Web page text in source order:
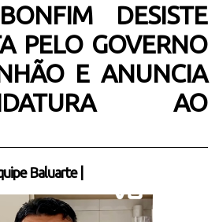
DESISTE
PELO GOVERNO
E ANUNCIA
AO
Baluarte